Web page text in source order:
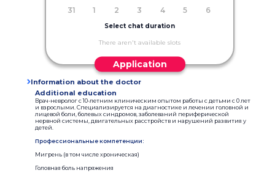
31
1 2 3 4 5 6
Select chat duration
There aren't available slots
Application
Information about the doctor
Additional education
Врач-невролог с 10-летним клиническим опытом работы с детьми с 0 лет
и взрослыми. Специализируется на диагностике и лечении головной и
лицевой боли, болевых синдромов, заболеваний периферической
нервной системы, двигательных расстройств и нарушений развития у
детей.
Профессиональные компетенции:
Мигрень (в том числе хроническая)
Головная боль напряжения